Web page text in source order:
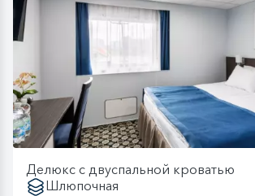
Делюкс с двуспальной кроватью
Шлюпочная